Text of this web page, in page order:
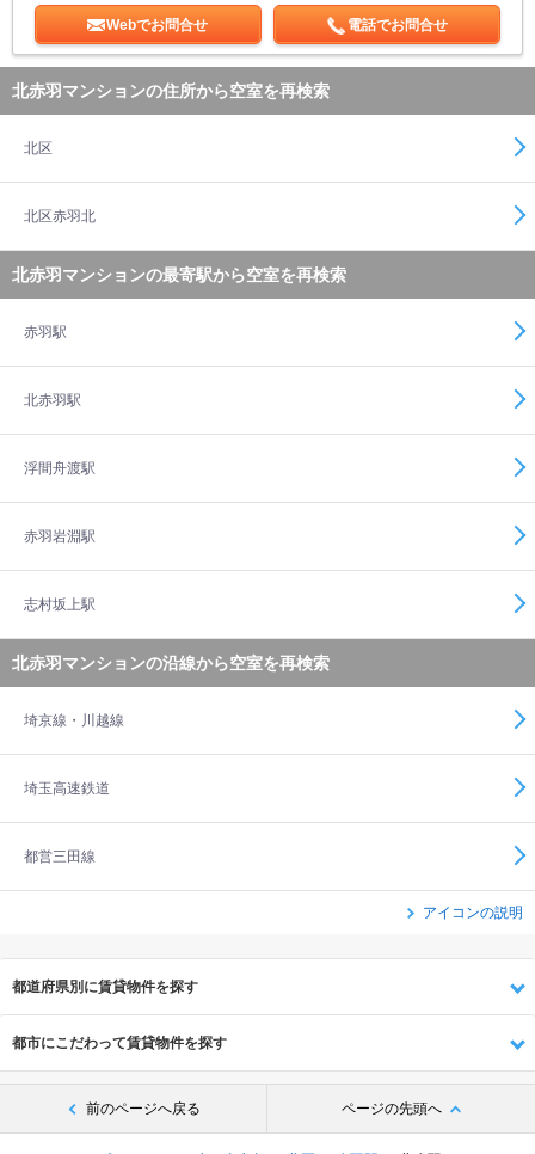
Webでお問合せ 電話でお問合せ
北赤羽マンションの住所から空室を再検索
北区
北区赤羽北
北赤羽マンションの最寄駅から空室を再検索
赤羽駅
北赤羽駅
浮間舟渡駅
赤羽岩淵駅
志村坂上駅
北赤羽マンションの沿線から空室を再検索
埼京線・川越線
埼玉高速鉄道
都営三田線
アイコンの説明
都道府県別に賃貸物件を探す
都市にこだわって賃貸物件を探す
前のページへ戻る ページの先頭へ